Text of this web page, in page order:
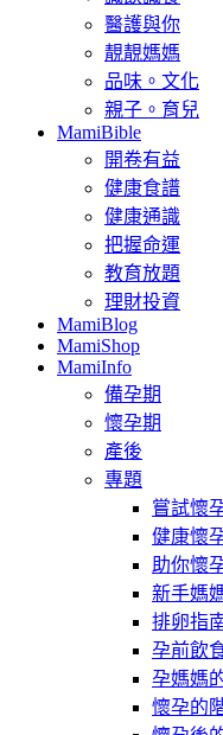
醫護與你
靚靚媽媽
品味。文化
親子。育兒
MamiBible
開卷有益
健康食譜
健康通識
把握命運
教育放題
理財投資
MamiBlog
MamiShop
MamiInfo
備孕期
懷孕期
產後
專題
嘗試懷
健康懷
助你懷
新手媽
排卵指
孕前飲
孕媽媽
懷孕的